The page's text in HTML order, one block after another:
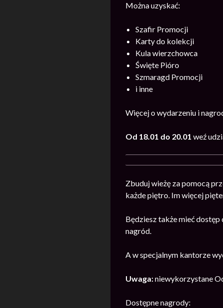
Można uzyskać:
Szafir Promocji
Karty do kolekcji
Kula wierzchowca
Święte Pióro
Szmaragd Promocji
i inne
Więcej o wydarzeniu i
Od 18.01 do 20.01 weź
Zbuduj wieżę za pomocą
każde piętro. Im więcej
Będziesz także mieć
nagród.
A w specjalnym kantorze
Uwaga:niewykorzystane
Dostępne nagrody: